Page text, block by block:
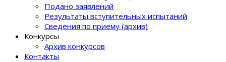
Подано заявлений
Результаты вступительных испытаний
Сведения по приему (архив)
Конкурсы
Архив конкурсов
Контакты